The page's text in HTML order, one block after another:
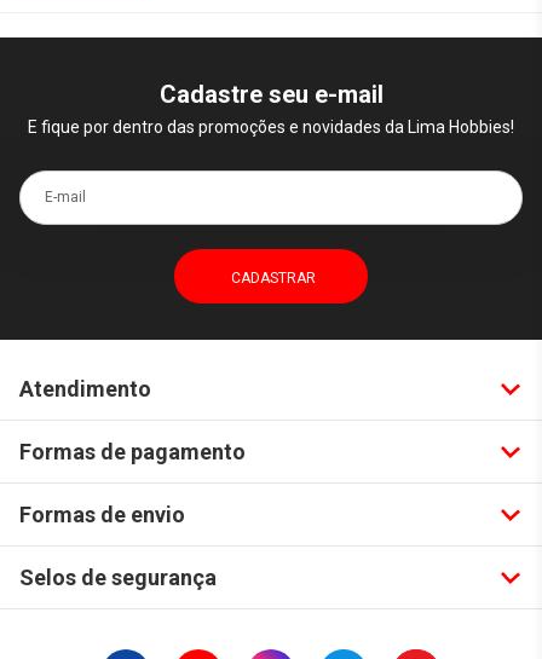
Cadastre seu e-mail
E fique por dentro das promoções e novidades da Lima Hobbies!
E-mail
Atendimento
Formas de pagamento
Formas de envio
Selos de segurança